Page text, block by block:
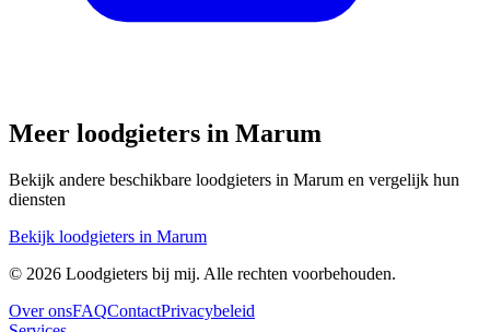
Meer loodgieters in Marum
Bekijk andere beschikbare loodgieters in Marum en vergelijk hun
diensten
Bekijk loodgieters in Marum
© 2026 Loodgieters bij mij. Alle rechten voorbehouden.
Over onsFAQContactPrivacybeleid